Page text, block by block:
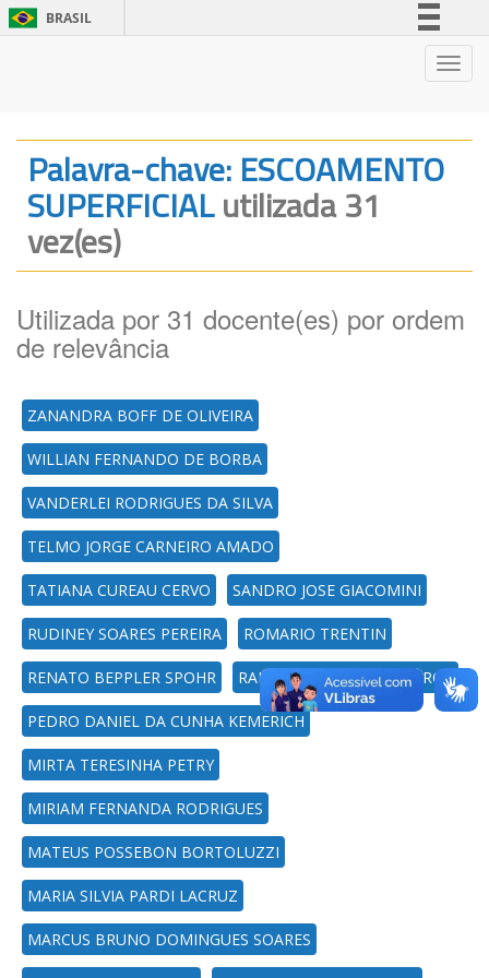
BRASIL
Legislação
Canais
Palavra-chave: ESCOAMENTO
SUPERFICIALutilizada 31
vez(es)
Utilizada por 31 docente(es) por ordem
de relevância
ZANANDRA BOFF DE OLIVEIRA
WILLIAN FERNANDO DE BORBA
VANDERLEI RODRIGUES DA SILVA
TELMO JORGE CARNEIRO AMADO
TATIANA CUREAU CERVO SANDRO JOSE GIACOMINI
RUDINEY SOARES PEREIRA ROMARIO TRENTIN
RENATO BEPPLER SPOHR RAPHAEL CORREA MEDEIROS
PEDRO DANIEL DA CUNHA KEMERICH
MIRTA TERESINHA PETRY
MIRIAM FERNANDA RODRIGUES
MATEUS POSSEBON BORTOLUZZI
MARIA SILVIA PARDI LACRUZ
MARCUS BRUNO DOMINGUES SOARES